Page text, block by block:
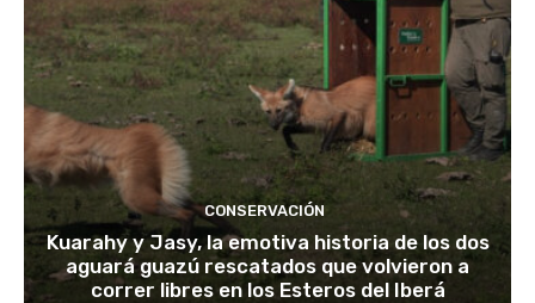
CONSERVACIÓN
Kuarahy y Jasy, la emotiva historia de los dos
aguará guazú rescatados que volvieron a
correr libres en los Esteros del Iberá